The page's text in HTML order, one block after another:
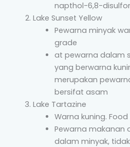
napthol-6,8-
Lake Sunset Yellow
Pewarna minyak
grade
at pewarna dalam
yang berwarna
merupakan
bersifat asam
Lake Tartazine
Warna kuning.
Pewarna makanan
dalam minyak,